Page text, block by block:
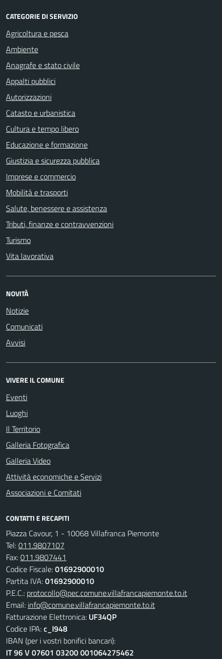
CATEGORIE DI SERVIZIO
Agricoltura e pesca
Ambiente
Anagrafe e stato civile
Appalti pubblici
Autorizzazioni
Catasto e urbanistica
Cultura e tempo libero
Educazione e formazione
Giustizia e sicurezza pubblica
Imprese e commercio
Mobilità e trasporti
Salute, benessere e assistenza
Tributi, finanze e contravvenzioni
Turismo
Vita lavorativa
NOVITÀ
Notizie
Comunicati
Avvisi
VIVERE IL COMUNE
Eventi
Luoghi
Il Territorio
Galleria Fotografica
Galleria Video
Attività economiche e Servizi
Associazioni e Comitati
CONTATTI E RECAPITI
Piazza Cavour, 1 - 10068 Villafranca Piemonte
Tel:011.9807107
Fax:011.9807441
Codice Fiscale:01692900010
Partita IVA:01692900010
P.E.C.: protocollo@pec.comune.villafrancapiemonte.to.it
Email: info@comune.villafrancapiemonte.to.it
Fatturazione Elettronica: UF34QP
Codice IPA:c_l948
IBAN (per i vostri bonifici bancari):
IT 96 V 07601 03200 001064275462